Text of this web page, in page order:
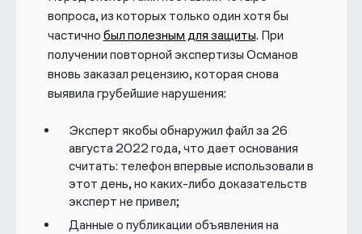
вопроса, из которых только один хотя бы
частично был полезным для защиты. При
получении повторной экспертизы Османов
вновь заказал рецензию, которая снова
выявила грубейшие нарушения:
Эксперт якобы обнаружил файл за 26
августа 2022 года, что дает основания
считать: телефон впервые использовали в
этот день, но каких-либо доказательств
эксперт не привел;
Данные о публикации объявления на